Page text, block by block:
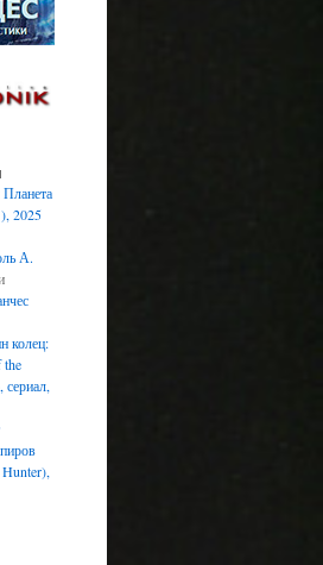
2025
А.
колец:
the